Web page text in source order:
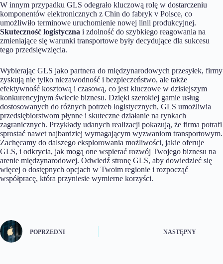
W innym przypadku GLS odegrało kluczową rolę w dostarczeniu
komponentów elektronicznych z Chin do fabryk v Polsce, co
umożliwiło terminowe uruchomienie nowej linii produkcyjnej.
Skuteczność logistyczna i zdolność do szybkiego reagowania na
zmieniające się warunki transportowe były decydujące dla sukcesu
tego przedsięwzięcia.
Wybierając GLS jako partnera do międzynarodowych przesyłek, firmy
zyskują nie tylko niezawodność i bezpieczeństwo, ale także
efektywność kosztową i czasową, co jest kluczowe w dzisiejszym
konkurencyjnym świecie biznesu. Dzięki szerokiej gamie usług
dostosowanych do różnych potrzeb logistycznych, GLS umożliwia
przedsiębiorstwom płynne i skuteczne działanie na rynkach
zagranicznych. Przykłady udanych realizacji pokazują, że firma potrafi
sprostać nawet najbardziej wymagającym wyzwaniom transportowym.
Zachęcamy do dalszego eksplorowania możliwości, jakie oferuje
GLS, i odkrycia, jak mogą one wspierać rozwój Twojego biznesu na
arenie międzynarodowej. Odwiedź stronę GLS, aby dowiedzieć się
więcej o dostępnych opcjach w Twoim regionie i rozpocząć
współpracę, która przyniesie wymierne korzyści.
POPRZEDNI NASTĘPNY